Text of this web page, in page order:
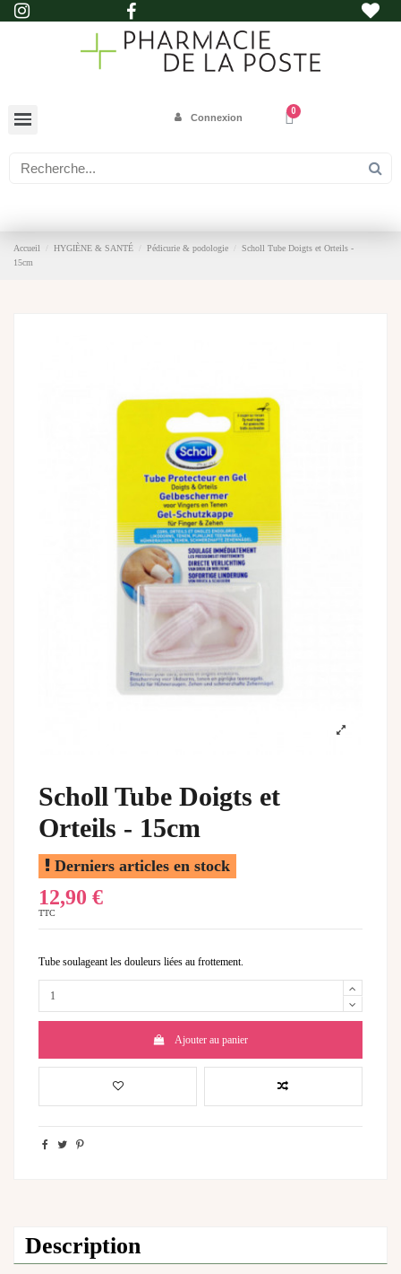
Connexion
Accueil HYGIÈNE & SANTÉ Pédicurie & podologie
Scholl Tube Doigts et Orteils -
15cm
Scholl Tube Doigts et
Orteils - 15cm
Derniers articles en stock
12,90 €
TTC
Tube soulageant les douleurs liées au frottement.
Ajouter au panier
Description